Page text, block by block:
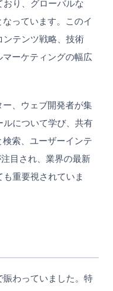
り、グローバルな
っています。このイ
テンツ戦略、技術
ーケティングの幅広
、ウェブ開発者が集
ルについて学び、共有
索、ユーザーインテ
目され、業界の最新
重要視されていま
わっていました。特